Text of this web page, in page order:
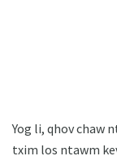
Yog li, qhov chaw
txim los ntawm